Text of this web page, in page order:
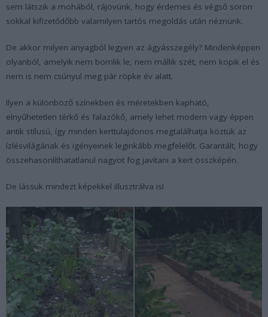
sem látszik a mohából, rájövünk, hogy érdemes és végső soron
sokkal kifizetődőbb valamilyen tartós megoldás után néznünk.
De akkor milyen anyagból legyen az ágyásszegély? Mindenképpen
olyanból, amelyik nem bomlik le, nem mállik szét, nem kopik el és
nem is nem csúnyul meg pár röpke év alatt.
Ilyen a különböző színekben és méretekben kapható,
elnyűhetetlen térkő és falazókő, amely lehet modern vagy éppen
antik stílusú, így minden kerttulajdonos megtalálhatja köztük az
ízlésvilágának és igényeinek leginkább megfelelőt. Garantált, hogy
összehasonlíthatatlanul nagyot fog javítani a kert összképén.
De lássuk mindezt képekkel illusztrálva is!